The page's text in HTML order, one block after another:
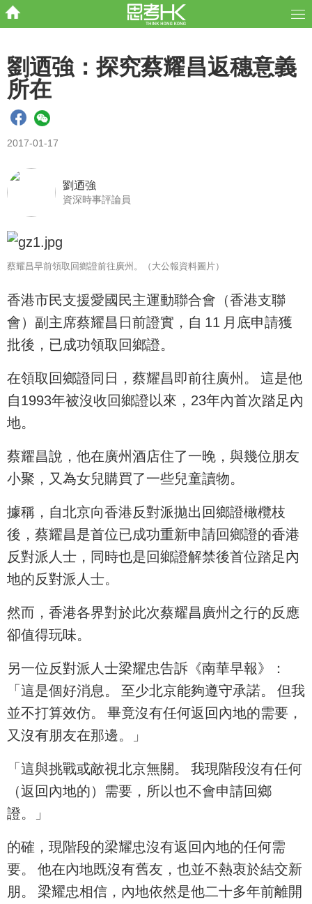
劉迺強：探究蔡耀昌返穗意義
所在
2017-01-17
劉迺強
資深時事評論員
蔡耀昌早前領取回鄉證前往廣州。（大公報資料圖片）
香港市民支援愛國民主運動聯合會（香港支聯
會）副主席蔡耀昌日前證實，自 11 月底申請獲
批後，已成功領取回鄉證。
在領取回鄉證同日，蔡耀昌即前往廣州。 這是他
自1993年被沒收回鄉證以來，23年內首次踏足內
地。
蔡耀昌說，他在廣州酒店住了一晚，與幾位朋友
小聚，又為女兒購買了一些兒童讀物。
據稱，自北京向香港反對派拋出回鄉證橄欖枝
後，蔡耀昌是首位已成功重新申請回鄉證的香港
反對派人士，同時也是回鄉證解禁後首位踏足內
地的反對派人士。
然而，香港各界對於此次蔡耀昌廣州之行的反應
卻值得玩味。
另一位反對派人士梁耀忠告訴《南華早報》：
「這是個好消息。 至少北京能夠遵守承諾。 但我
並不打算效仿。 畢竟沒有任何返回內地的需要，
又沒有朋友在那邊。」
「這與挑戰或敵視北京無關。 我現階段沒有任何
（返回內地的）需要，所以也不會申請回鄉
證。」
的確，現階段的梁耀忠沒有返回內地的任何需
要。 他在內地既沒有舊友，也並不熱衷於結交新
朋。 梁耀忠相信，內地依然是他二十多年前離開